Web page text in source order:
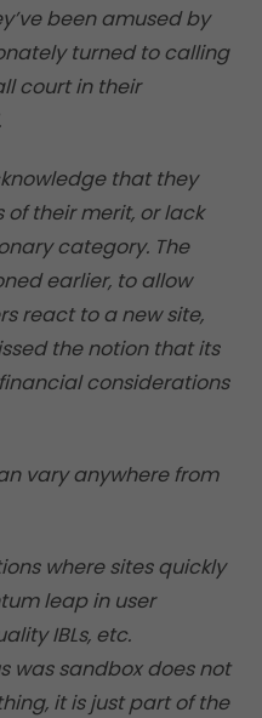
been amused by
turned to calling
court in their
that they
their merit, or lack
category. The
earlier, to allow
react to a new site,
the notion that its
considerations
vary anywhere from
where sites quickly
leap in user
IBLs, etc.
was sandbox does not
it is just part of the